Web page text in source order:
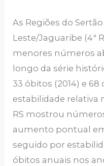
As Regiões do Sertão
Leste/Jaguaribe (4ª
menores números
longo da série
33 óbitos (2014) e 68
estabilidade relativa
RS mostrou
aumento pontual
seguido por
óbitos anuais nos